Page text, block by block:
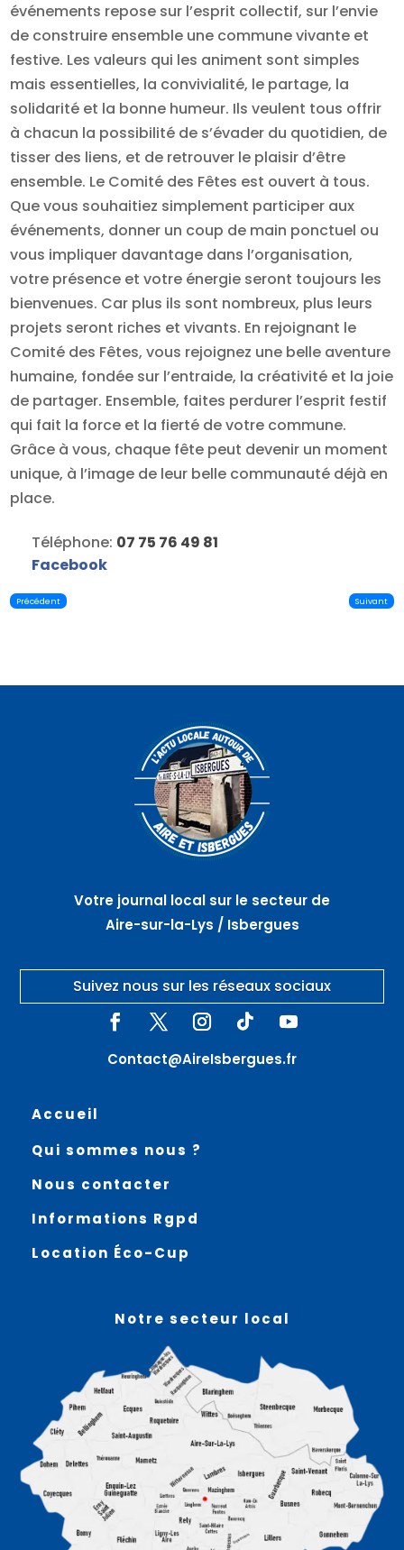
événements repose sur l’esprit collectif, sur l’envie
de construire ensemble une commune vivante et
festive. Les valeurs qui les animent sont simples
mais essentielles, la convivialité, le partage, la
solidarité et la bonne humeur. Ils veulent tous offrir
à chacun la possibilité de s’évader du quotidien, de
tisser des liens, et de retrouver le plaisir d’être
ensemble. Le Comité des Fêtes est ouvert à tous.
Que vous souhaitiez simplement participer aux
événements, donner un coup de main ponctuel ou
vous impliquer davantage dans l’organisation,
votre présence et votre énergie seront toujours les
bienvenues. Car plus ils sont nombreux, plus leurs
projets seront riches et vivants. En rejoignant le
Comité des Fêtes, vous rejoignez une belle aventure
humaine, fondée sur l’entraide, la créativité et la joie
de partager. Ensemble, faites perdurer l’esprit festif
qui fait la force et la fierté de votre commune.
Grâce à vous, chaque fête peut devenir un moment
unique, à l’image de leur belle communauté déjà en
place.
Téléphone: 07 75 76 49 81
Facebook
Précédent Suivant
Votre journal local sur le secteur de
Aire-sur-la-Lys / Isbergues
Suivez nous sur les réseaux sociaux
Contact@AireIsbergues.fr
Accueil
Qui sommes nous ?
Nous contacter
Informations Rgpd
Location Éco-Cup
Notre secteur local